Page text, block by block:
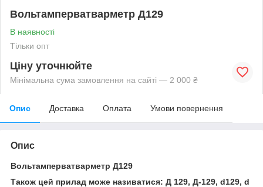
Вольтамперватварметр Д129
В наявності
Тільки опт
Ціну уточнюйте
Мінімальна сума замовлення на сайті — 2 000 ₴
Опис Доставка Оплата Умови повернення
Опис
Вольтамперватварметр Д129
Також цей прилад може називатися: Д 129, Д-129, d129, d